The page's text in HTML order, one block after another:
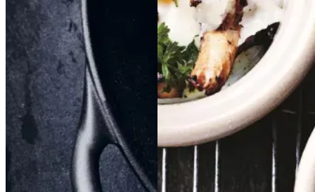
Dansk mad
Vintermad
Aftensmad
Frokost
Morgenmad
Glutenfri
Sommermad
Efterårsmad
Vintermad